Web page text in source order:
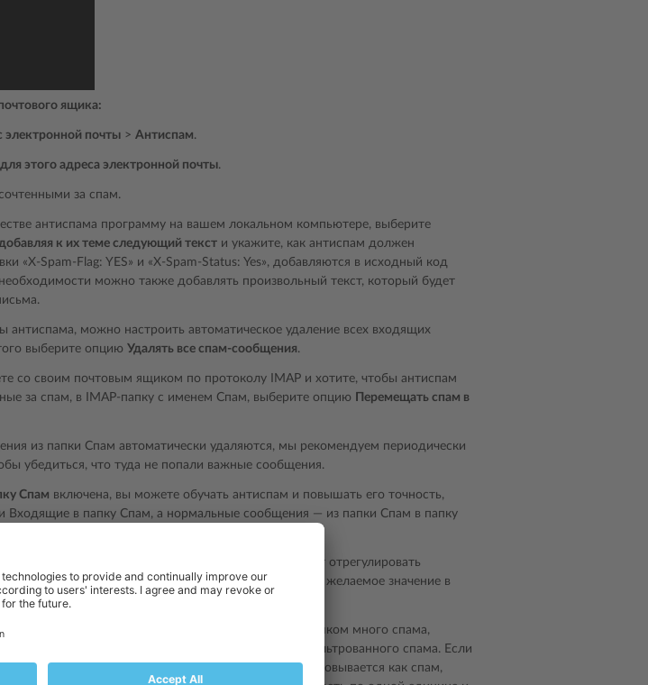
ящика:
электронной почты > Антиспам.
этого адреса электронной почты.
за спам.
антиспама программу на вашем локальном компьютере, выберите
к их теме следующий текст и укажите, как антиспам должен
«X-Spam-Flag: YES» и «X-Spam-Status: Yes», добавляются в исходный код
можно также добавлять произвольный текст, который будет
антиспама, можно настроить автоматическое удаление всех входящих
выберите опцию Удалять все спам-сообщения.
со своим почтовым ящиком по протоколу IMAP и хотите, чтобы антиспам
за спам, в IMAP-папку с именем Спам, выберите опцию
Перемещать спам в
из папки Спам автоматически удаляются, мы рекомендуем периодически
убедиться, что туда не попали важные сообщения.
Спам включена, вы можете обучать антиспам и повышать его точность,
Входящие в папку Спам, а нормальные сообщения ― из папки Спам в папку
или ошибочно распознает письма как спам, следует отрегулировать
нажмитеПоказать расширенные настройкии введите желаемое значение в
случаев работает хорошо, но, если проходит слишком много спама,
и посмотрите, уменьшится ли количество неотфильтрованного спама. Если
еще. Если, наоборот, полезная почта отфильтровывается как спам,